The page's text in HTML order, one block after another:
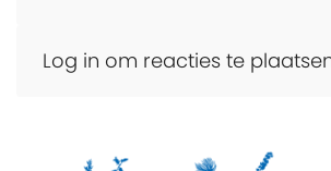
Log in om reacties te